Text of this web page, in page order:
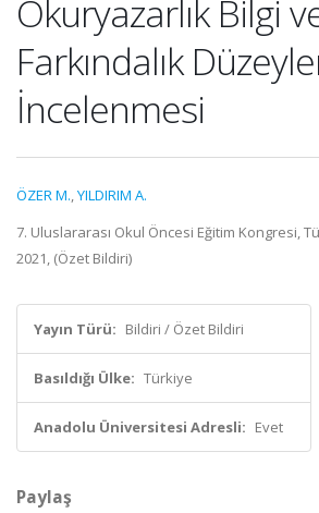
Okuryazarlık Bilgi
Farkındalık
İncelenmesi
ÖZER M.,YILDIRIM A.
7. Uluslararası Okul Öncesi Eğitim Kongresi,
2021, (Özet Bildiri)
Yayın Türü: Bildiri / Özet Bildiri
Basıldığı Ülke: Türkiye
Anadolu Üniversitesi Adresli: Evet
Paylaş